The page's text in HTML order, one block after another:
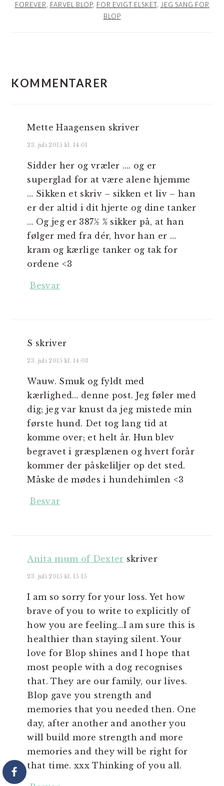
FOREVER, FARVEL BLOP, FOR EVIGT ELSKET, JEG SANG FOR
BLOP
KOMMENTARER
Mette Haagensen skriver
23. juli 2015 kl. 14:01
Sidder her og vræler …. og er
superglad for at være alene hjemme
… Sikken et skriv – sikken et liv – han
er der altid i dit hjerte og dine tanker
… Og jeg er 387½ % sikker på, at han
følger med fra dér, hvor han er …
kram og kærlige tanker og tak for
ordene <3
Besvar
S skriver
23. juli 2015 kl. 14:03
Wauw. Smuk og fyldt med
kærlighed… denne post. Jeg føler med
dig; jeg var knust da jeg mistede min
første hund. Det tog lang tid at
komme over; et helt år. Hun blev
begravet i græsplænen og hvert forår
kommer der påskeliljer op det sted.
Måske de mødes i hundehimlen <3
Besvar
Anita mum of Dexter skriver
23. juli 2015 kl. 15:15
I am so sorry for your loss. Yet how
brave of you to write to explicitly of
how you are feeling…I am sure this is
healthier than staying silent. Your
love for Blop shines and I hope that
most people with a dog recognises
that. They are our family, our lives.
Blop gave you strength and
memories that you needed then. One
day, after another and another you
will build more strength and more
memories and they will be right for
that time. xxx Thinking of you all.